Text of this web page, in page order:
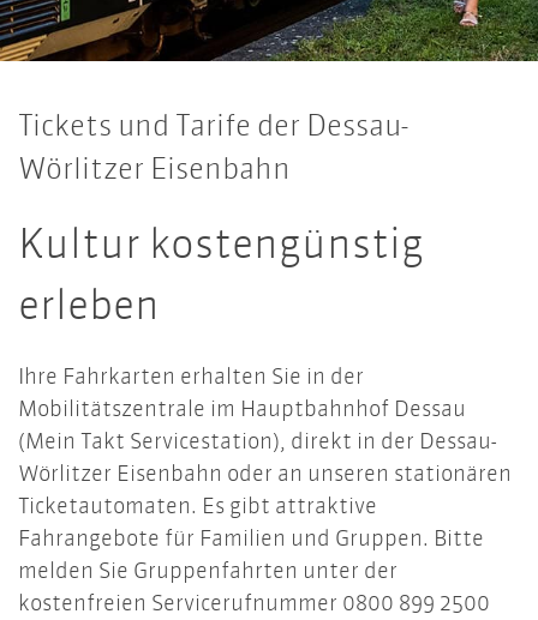
Tickets und Tarife der Dessau-
Wörlitzer Eisenbahn
Kultur kostengünstig
erleben
Ihre Fahrkarten erhalten Sie in der
Mobilitätszentrale im Hauptbahnhof Dessau
(Mein Takt Servicestation), direkt in der Dessau-
Wörlitzer Eisenbahn oder an unseren stationären
Ticketautomaten. Es gibt attraktive
Fahrangebote für Familien und Gruppen. Bitte
melden Sie Gruppenfahrten unter der
kostenfreien Servicerufnummer 0800 899 2500